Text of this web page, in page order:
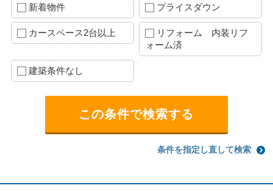
新着物件 プライスダウン
カースペース2台以上
リフォーム 内装リフ
ォーム済
建築条件なし
条件を指定し直して検索